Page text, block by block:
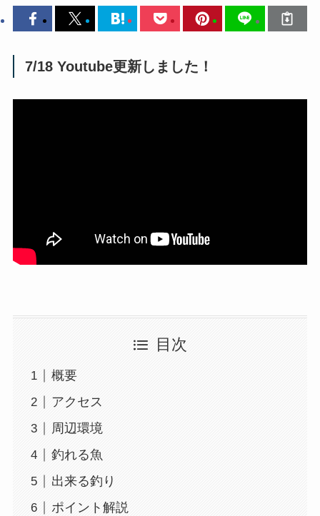
7/18 Youtube更新しました！
目次
概要
アクセス
周辺環境
釣れる魚
出来る釣り
ポイント解説